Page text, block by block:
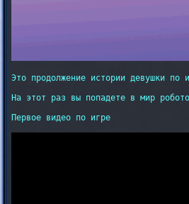
Это продолжение истории девушки по
На этот раз вы попадете в мир
Первое видео по игре